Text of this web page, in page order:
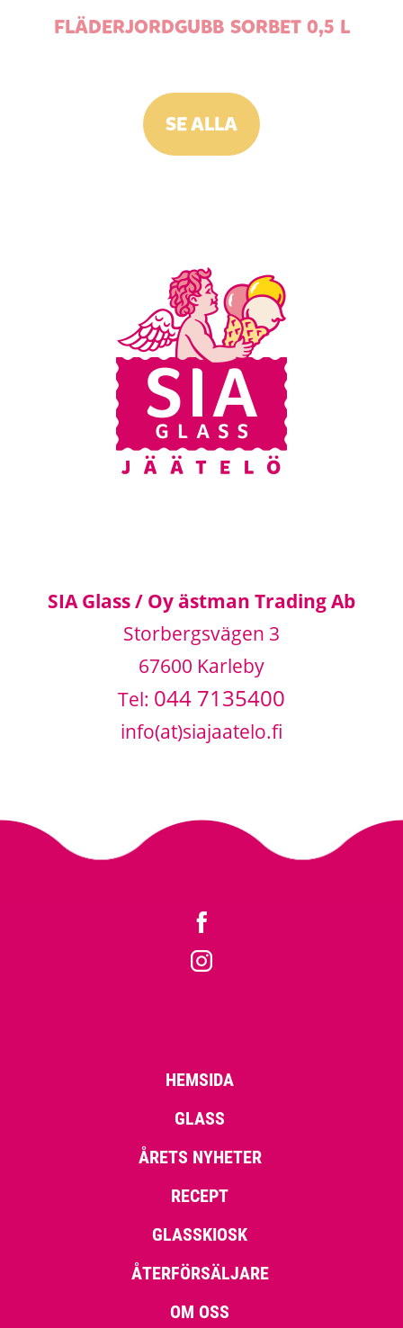
FLÄDERJORDGUBB SORBET 0,5 L
SE ALLA
SIA Glass / Oy ästman Trading Ab
Storbergsvägen 3
67600 Karleby
Tel: 044 7135400
info(at)siajaatelo.fi
HEMSIDA
GLASS
ÅRETS NYHETER
RECEPT
GLASSKIOSK
ÅTERFÖRSÄLJARE
OM OSS